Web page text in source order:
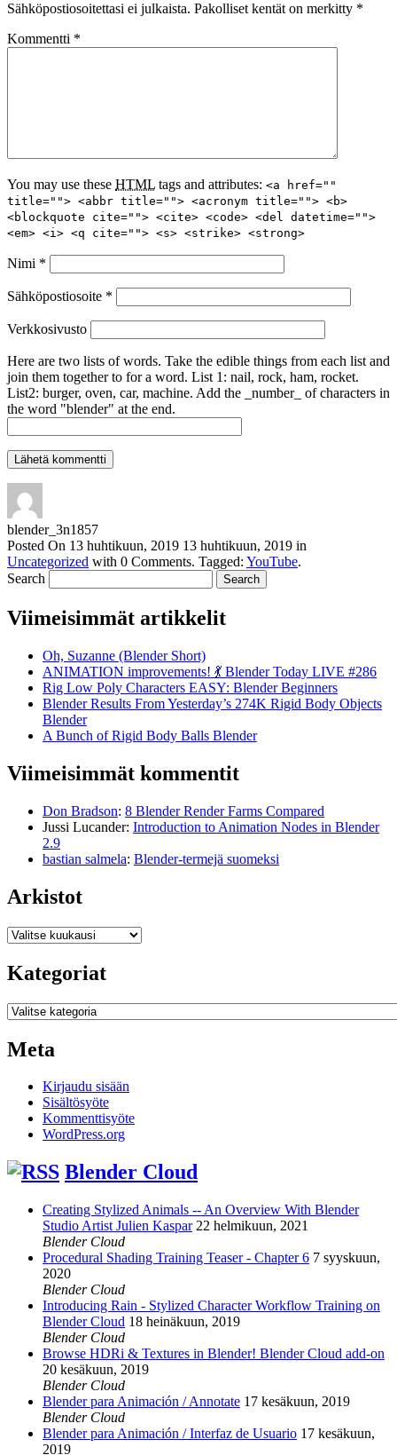
Sähköpostiosoitettasi ei julkaista. Pakolliset kentät on merkitty *
Kommentti *
You may use these HTML tags and attributes: <a href=""
title=""> <abbr title=""> <acronym title=""> <b>
<blockquote cite=""> <cite> <code> <del datetime="">
<em> <i> <q cite=""> <s> <strike> <strong>
Nimi *
Sähköpostiosoite *
Verkkosivusto
Here are two lists of words. Take the edible things from each list and
join them together to for a word. List 1: nail, rock, ham, rocket.
List2: burger, oven, car, machine. Add the _number_ of characters in
the word "blender" at the end.
blender_3n1857
Posted On 13 huhtikuun, 2019 13 huhtikuun, 2019 in
Uncategorized with 0 Comments. Tagged: YouTube.
Search
Viimeisimmät artikkelit
Oh, Suzanne (Blender Short)
ANIMATION improvements! 💃 Blender Today LIVE #286
Rig Low Poly Characters EASY: Blender Beginners
Blender Results From Yesterday’s 274K Rigid Body Objects
Blender
A Bunch of Rigid Body Balls Blender
Viimeisimmät kommentit
Don Bradson: 8 Blender Render Farms Compared
Jussi Lucander: Introduction to Animation Nodes in Blender
2.9
bastian salmela: Blender-termejä suomeksi
Arkistot
Arkistot
Kategoriat
Kategoriat
Meta
Kirjaudu sisään
Sisältösyöte
Kommenttisyöte
WordPress.org
Blender Cloud
Creating Stylized Animals -- An Overview With Blender
Studio Artist Julien Kaspar 22 helmikuun, 2021
Blender Cloud
Procedural Shading Training Teaser - Chapter 6 7 syyskuun,
2020
Blender Cloud
Introducing Rain - Stylized Character Workflow Training on
Blender Cloud 18 heinäkuun, 2019
Blender Cloud
Browse HDRi & Textures in Blender! Blender Cloud add-on
20 kesäkuun, 2019
Blender Cloud
Blender para Animación / Annotate 17 kesäkuun, 2019
Blender Cloud
Blender para Animación / Interfaz de Usuario 17 kesäkuun,
2019